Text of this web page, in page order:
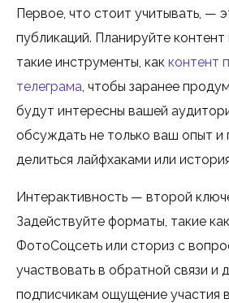
Первое, что стоит учитывать, —
публикаций. Планируйте контент
такие инструменты, как контент
телеграма, чтобы заранее
будут интересны вашей
обсуждать не только ваш опыт и
делиться лайфхаками или
Интерактивность — второй
Задействуйте форматы, такие
ФотоСоцсеть или сториз с
участвовать в обратной связи и
подписчикам ощущение участия